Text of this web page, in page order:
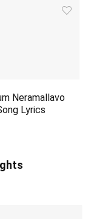
Neramallavo
Lyrics